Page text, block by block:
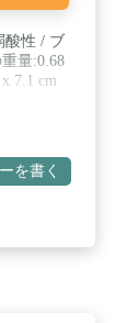
酸性 / ブ
量:0.68
7.1 cm
を書く